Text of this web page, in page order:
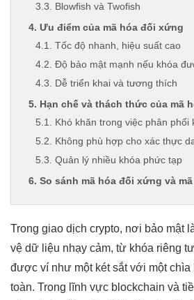
3.3. Blowfish và Twofish
4. Ưu điểm của mã hóa đối xứng
4.1. Tốc độ nhanh, hiệu suất cao
4.2. Độ bảo mật mạnh nếu khóa
4.3. Dễ triển khai và tương thích
5. Hạn chế và thách thức của mã
5.1. Khó khăn trong việc phân phối
5.2. Không phù hợp cho xác thực
5.3. Quản lý nhiều khóa phức tạp
6. So sánh mã hóa đối xứng và
Trong giao dịch crypto, nơi bảo mật
vệ dữ liệu nhạy cảm, từ khóa riêng
được ví như một két sắt với một
toàn. Trong lĩnh vực blockchain và